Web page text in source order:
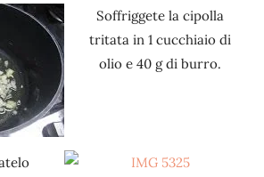
Soffriggete la cipolla
tritata in 1 cucchiaio di
olio e 40 g di burro.